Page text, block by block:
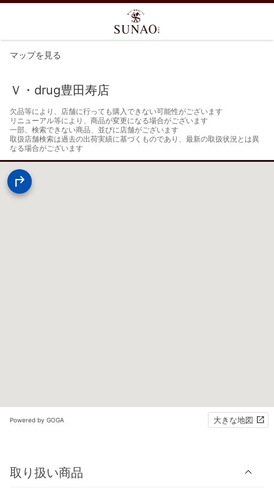
マップを見る
Ｖ・drug豊田寿店
欠品等により、店舗に行っても購入できない可能性がございます
リニューアル等により、商品が変更になる場合がございます
一部、検索できない商品、並びに店舗がございます
取扱店舗検索は過去の出荷実績に基づくものであり、最新の取扱状況とは異
なる場合がございます
Powered by GOGA 大きな地図
取り扱い商品